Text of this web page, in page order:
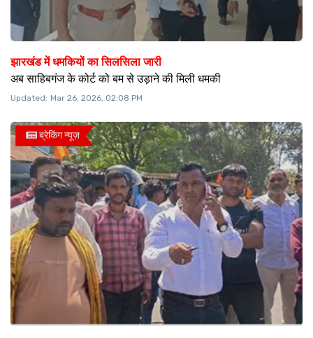
झारखंड में धमकियों का सिलसिला जारी
अब साहिबगंज के कोर्ट को बम से उड़ाने की मिली धमकी
Updated: Mar 26, 2026, 02:08 PM
ब्रेकिंग न्यूज़